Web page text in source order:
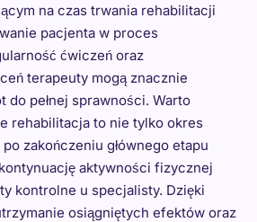
na czas trwania rehabilitacji
pacjenta w proces
ćwiczeń oraz
terapeuty mogą znacznie
do pełnej sprawności. Warto
rehabilitacja to nie tylko okres
zakończeniu głównego etapu
aktywności fizycznej
kontrolne u specjalisty. Dzięki
osiągniętych efektów oraz